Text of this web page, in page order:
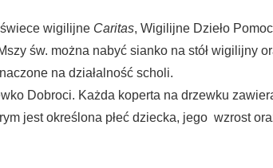
wigilijne Caritas, Wigilijne Dzieło
św. można nabyć sianko na stół wigilijny
na działalność scholi.
Dobroci. Każda koperta na drzewku
jest określona płeć dziecka, jego wzrost